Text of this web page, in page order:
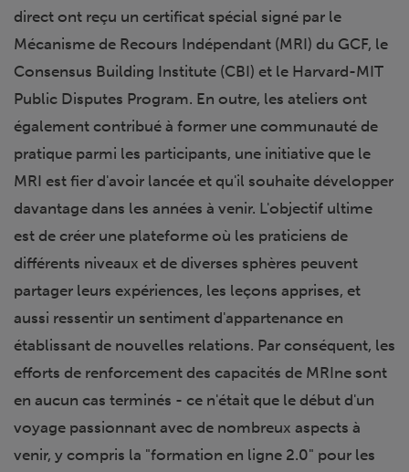
direct ont reçu un certificat spécial signé par le
Mécanisme de Recours Indépendant (MRI) du GCF, le
Consensus Building Institute (CBI) et le Harvard-MIT
Public Disputes Program. En outre, les ateliers ont
également contribué à former une communauté de
pratique parmi les participants, une initiative que le
MRI est fier d'avoir lancée et qu'il souhaite développer
davantage dans les années à venir. L'objectif ultime
est de créer une plateforme où les praticiens de
différents niveaux et de diverses sphères peuvent
partager leurs expériences, les leçons apprises, et
aussi ressentir un sentiment d'appartenance en
établissant de nouvelles relations. Par conséquent, les
efforts de renforcement des capacités de MRIne sont
en aucun cas terminés - ce n'était que le début d'un
voyage passionnant avec de nombreux aspects à
venir, y compris la "formation en ligne 2.0" pour les